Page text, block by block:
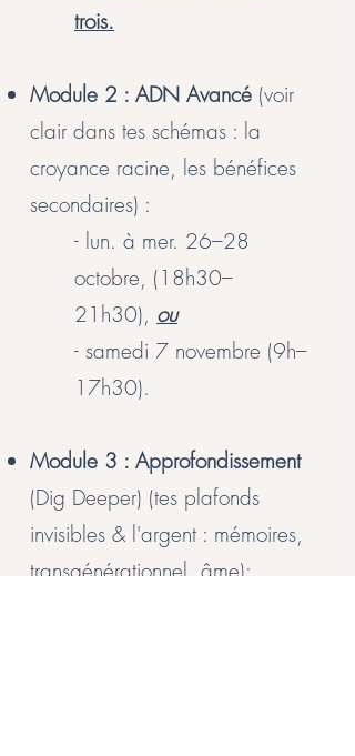
trois.
Module 2 : ADN Avancé (voir
clair dans tes schémas : la
croyance racine, les bénéfices
secondaires) :
- lun. à mer. 26–28
octobre, (18h30–
21h30), ou
- samedi 7 novembre (9h–
17h30).
Module 3 : Approfondissement
(Dig Deeper) (tes plafonds
invisibles & l'argent : mémoires,
transgénérationnel, âme):